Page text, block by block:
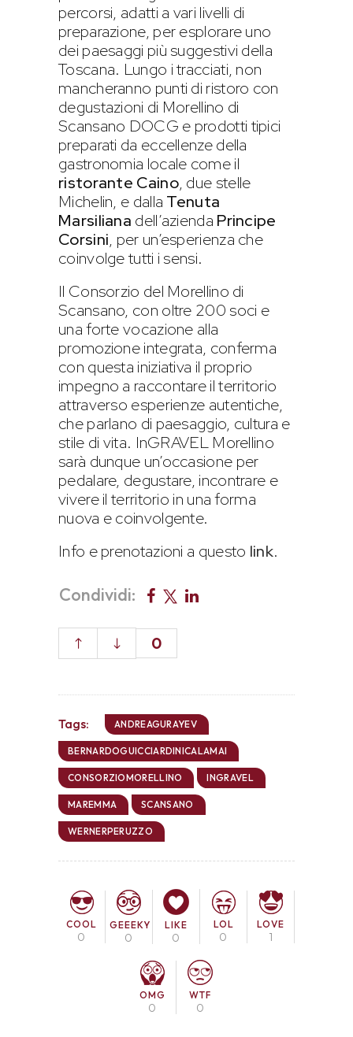
percorsi, adatti a vari livelli di
preparazione, per esplorare uno
dei paesaggi più suggestivi della
Toscana. Lungo i tracciati, non
mancheranno punti di ristoro con
degustazioni di Morellino di
Scansano DOCG e prodotti tipici
preparati da eccellenze della
gastronomia locale come il
ristorante Caino, due stelle
Michelin, e dalla Tenuta
Marsiliana dell’azienda Principe
Corsini, per un’esperienza che
coinvolge tutti i sensi.
Il Consorzio del Morellino di
Scansano, con oltre 200 soci e
una forte vocazione alla
promozione integrata, conferma
con questa iniziativa il proprio
impegno a raccontare il territorio
attraverso esperienze autentiche,
che parlano di paesaggio, cultura e
stile di vita. InGRAVEL Morellino
sarà dunque un’occasione per
pedalare, degustare, incontrare e
vivere il territorio in una forma
nuova e coinvolgente.
Info e prenotazioni a questo link.
Condividi:
0
Tags: ANDREAGURAYEV
BERNARDOGUICCIARDINICALAMAI
CONSORZIOMORELLINO INGRAVEL
MAREMMA SCANSANO
WERNERPERUZZO
COOL
0
GEEEKY
0
LIKE
0
LOL
0
LOVE
1
OMG
0
WTF
0